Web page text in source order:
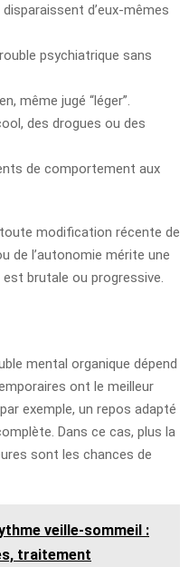
d’eux-mêmes
psychiatrique sans
même jugé “léger”.
des drogues ou des
de comportement aux
modification récente de
de l’autonomie mérite une
brutale ou progressive.
mental organique dépend
ont le meilleur
exemple, un repos adapté
Dans ce cas, plus la
sont les chances de
veille-sommeil :
traitement